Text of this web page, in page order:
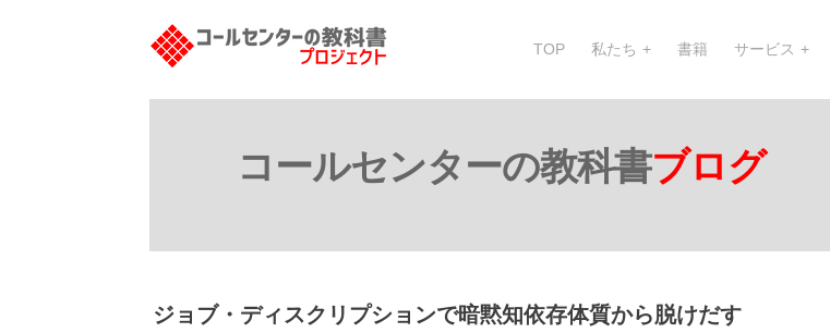
TOP 私たち 書籍 サービス
コールセンターの教科書ブログ
ジョブ・ディスクリプションで暗黙知依存体質から脱けだす